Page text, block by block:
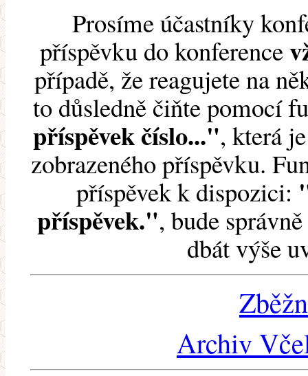
Prosíme účastníky
příspěvku do konference
případě, že reagujete na
to důsledně čiňte pomocí
příspěvek číslo...", která
zobrazeného příspěvku.
příspěvek k dispozici:
příspěvek.", bude
dbát výše
Archiv